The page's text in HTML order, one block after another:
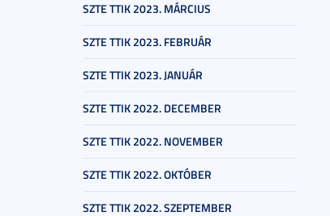
SZTE TTIK 2023. MÁRCIUS
SZTE TTIK 2023. FEBRUÁR
SZTE TTIK 2023. JANUÁR
SZTE TTIK 2022. DECEMBER
SZTE TTIK 2022. NOVEMBER
SZTE TTIK 2022. OKTÓBER
SZTE TTIK 2022. SZEPTEMBER